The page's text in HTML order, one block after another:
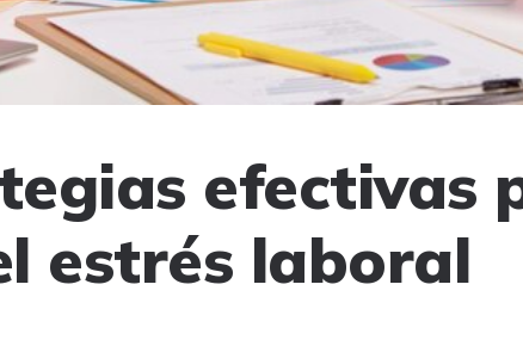
efectivas
estrés laboral